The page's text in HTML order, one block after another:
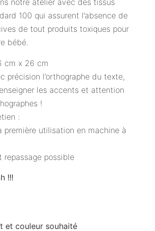
notre atelier avec des tissus
100 qui assurent l’absence de
de tout produits toxiques pour
bébé.
cm x 26 cm
précision l’orthographe du texte,
les accents et attention
!
:
première utilisation en machine à
repassage possible
!!!
et couleur souhaité